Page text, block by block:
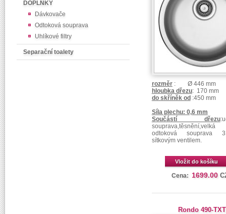
DOPLŇKY
Dávkovače
Odtoková souprava
Uhlíkové filtry
Separační toalety
rozměr: Ø 446 mm
hloubka dřezu: 170 mm
do skříněk od :450 mm
Síla plechu: 0,6 mm
Součástí dřezu
souprava,těsnění,velká
odtoková souprava
sítkovým ventilem.
Vložit do košíku
Cena: 1699.00
Rondo 490-TXT